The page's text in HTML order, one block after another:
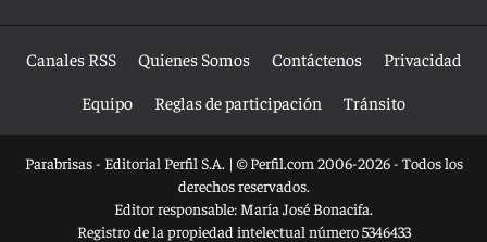
Canales RSS Quienes Somos Contáctenos
Privacidad
Equipo
Reglas de participación Tránsito
Parabrisas - Editorial Perfil S.A. | © Perfil.com 2006-2026 - Todos los
derechos reservados.
Editor responsable: María José Bonacifa.
Registro de la propiedad intelectual número 5346433